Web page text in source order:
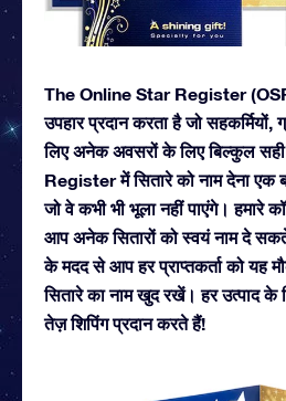
The Online Star Register
उपहार प्रदान करता है जो
लिए अनेक अवसरों के लिए बिल्कुल
Register में सितारे को नाम देना एक
जो वे कभी भी भूला नहीं पाएंगे। हमारे
आप अनेक सितारों को स्वयं नाम दे सकते
के मदद से आप हर प्राप्तकर्ता को यह
सितारे का नाम खुद रखें। हर उत्पाद के
तेज़ शिपिंग प्रदान करते हैं!